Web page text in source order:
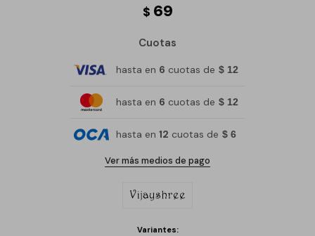
$ 69
Cuotas
hasta en 6 cuotas de $ 12
hasta en 6 cuotas de $ 12
hasta en 12 cuotas de $ 6
Ver más medios de pago
Variantes: